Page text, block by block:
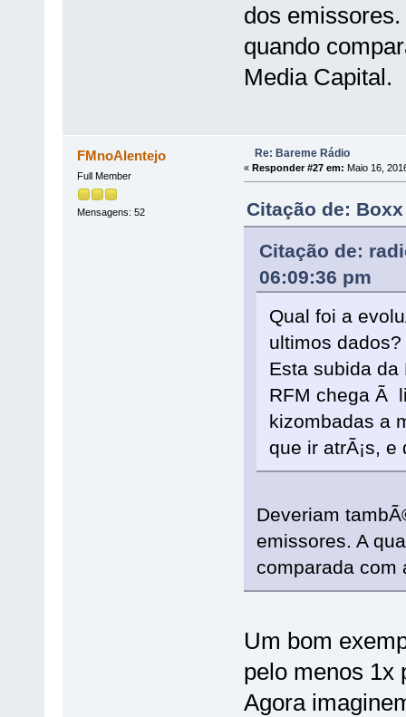
dos
quando
Media Capital.
FMnoAlentejo
Full Member
Mensagens: 52
Re: Bareme Rádio
« Responder #27 em: Maio 16,
Citação de:
Citação de:
06:09:36 pm
Qual foi a
ultimos
Esta subida
RFM chega Ã
kizombadas a
que ir atrÃ¡s,
Deveriam
emissores. A
comparada com
Um bom
pelo menos 1x
Agora